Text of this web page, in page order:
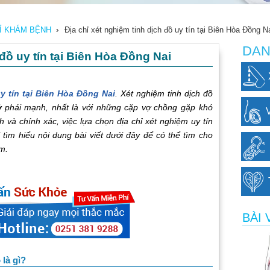
KHÁM BỆNH › Địa chỉ xét nghiệm tinh dịch đồ uy tín tại Biên Hòa Đồng
uy tín tại Biên Hòa Đồng Nai
tại Biên Hòa Đồng Nai . Xét nghiệm tinh dịch đồ
mạnh, nhất là với những cặp vợ chồng gặp khó
và chính xác, việc lựa chọn địa chỉ xét nghiệm uy tín
hiểu nội dung bài viết dưới đây để có thể tìm cho
là gì?
BÀI